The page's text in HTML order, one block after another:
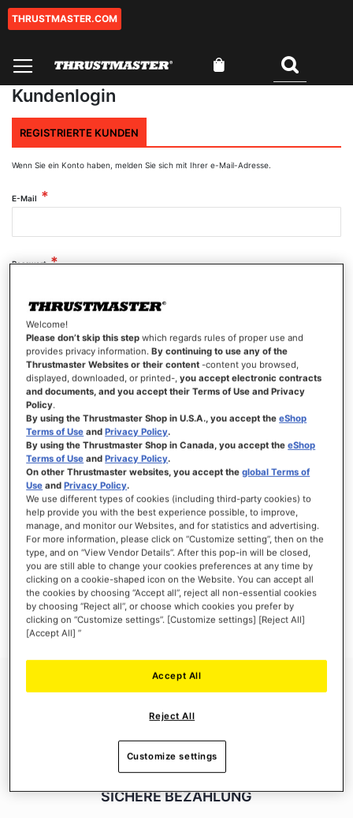
Zum
THRUSTMASTER.COM
Mein Warenkorb
Kundenlogin
REGISTRIERTE KUNDEN
Wenn Sie ein Konto haben, melden Sie sich mit Ihrer e-Mail-Adresse.
E-Mail
Passwort
Passwort anzeigen
ANMELDEN
Passwort vergessen?
NEUE KUNDEN
Ihre Anmeldung hat viele Vorteile: schnellerer Bestellvorgang, speichern von mehreren
Adressen, Sendungsverfolgung und vieles mehr.
EIN KONTO ERSTELLEN
SICHERE BEZAHLUNG
Welcome!
Please don’t skip this step which regards rules of proper use and
provides privacy information.By continuing to use any of the
Thrustmaster Websites or their content -content you browsed,
displayed, downloaded, or printed-,you accept electronic contracts
and documents, and you accept their Terms of Use and Privacy
Policy.
By using the Thrustmaster Shop in U.S.A., you accept theeShop
Terms of Use andPrivacy Policy.
By using the Thrustmaster Shop in Canada, you accept theeShop
Terms of Use andPrivacy Policy.
On other Thrustmaster websites, you accept theglobal Terms of
Use andPrivacy Policy.
We use different types of cookies (including third-party cookies) to
help provide you with the best experience possible, to improve,
manage, and monitor our Websites, and for statistics and advertising.
For more information, please click on “Customize setting”, then on the
type, and on “View Vendor Details”. After this pop-in will be closed,
you are still able to change your cookies preferences at any time by
clicking on a cookie-shaped icon on the Website. You can accept all
the cookies by choosing “Accept all”, reject all non-essential cookies
by choosing “Reject all”, or choose which cookies you prefer by
clicking on “Customize settings”. [Customize settings] [Reject All]
[Accept All] ”
Reject All
Accept All
Customize settings